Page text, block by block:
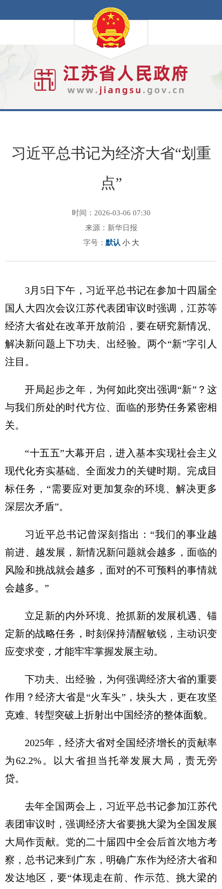
习近平总书记为经济大省“划重
点”
时间：2026-03-06 07:30
来源：新华日报
字号： 默认 小 大
3月5日下午， 习近平总书记在参加十四届全
国人大四次会议江苏代表团审议时强调，江苏等
经济大省处在改革开放前沿，要在研究新情况、
解决新问题上下功夫、出经验。两个“新”字引人
注目。
开局起步之年，为何如此突出强调“新”？这
与我们所处的时代方位、面临的形势任务紧密相
关。
“十五五”大幕开启，进入基本实现社会主义
现代化夯实基础、全面发力的关键时期。完成目
标任务，“需要应对更加复杂的环境、解决更多
深层次矛盾”。
习近平总书记曾深刻指出：“我们的事业越
前进、越发展，新情况新问题就会越多，面临的
风险和挑战就会越多，面对的不可预料的事情就
会越多。”
立足新的内外环境、抢抓新的发展机遇、锚
定新的战略任务，时刻保持清醒敏锐，主动识变
应变求变，才能牢牢掌握发展主动。
下功夫、出经验，为何强调经济大省的重要
作用？经济大省是“火车头”，块头大，更在攻坚
克难、转型突破上折射出中国经济的整体面貌。
2025年，经济大省对全国经济增长的贡献率
为62.2%。以大省担当托举发展大局，责无旁
贷。
去年全国两会上， 习近平总书记参加江苏代
表团审议时，强调经济大省要挑大梁为全国发展
大局作贡献。党的二十届四中全会后首次地方考
察，总书记来到广东，明确广东作为经济大省和
发达地区，要“体现走在前、作示范、挑大梁的